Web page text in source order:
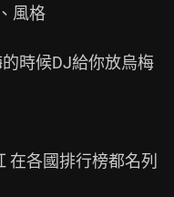
風格
時候DJ給你放烏梅
在各國排行榜都名列